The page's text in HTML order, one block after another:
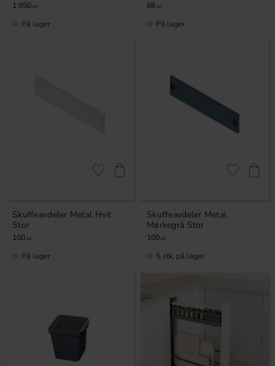
1 950 KR
På lager
88 KR
På lager
Skuffeavdeler Metal Hvit
Stor
100 KR
Lagre som favoritt
På lager
Skuffeavdeler Metal
Mørkegrå Stor
100 KR
Lagre som
5 stk. på lager